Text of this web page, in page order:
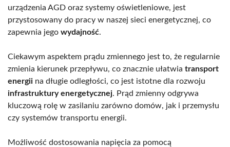
urządzenia AGD oraz systemy oświetleniowe, jest
przystosowany do pracy w naszej sieci energetycznej, co
zapewnia jego wydajność.
Ciekawym aspektem prądu zmiennego jest to, że regularnie
zmienia kierunek przepływu, co znacznie ułatwia transport
energii na długie odległości, co jest istotne dla rozwoju
infrastruktury energetycznej. Prąd zmienny odgrywa
kluczową rolę w zasilaniu zarówno domów, jak i przemysłu
czy systemów transportu energii.
Możliwość dostosowania napięcia za pomocą